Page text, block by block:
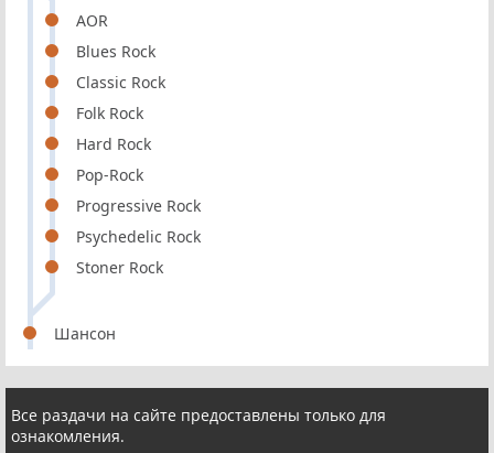
AOR
Blues Rock
Classic Rock
Folk Rock
Hard Rock
Pop-Rock
Progressive Rock
Psychedelic Rock
Stoner Rock
Шансон
Все раздачи на сайте предоставлены только для
ознакомления.